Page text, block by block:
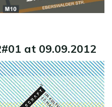
at 09.09.2012